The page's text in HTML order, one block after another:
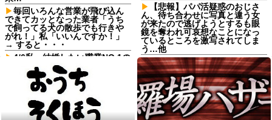
毎回いろんな営業が飛び込ん
できてカッとなった業者「うち
で飼ってる犬の散歩でも行きや
がれ！」私「いいんですか！」
→ すると・・・
4/6私、結婚したい職業NO.1の
公務員なんですけど、嫁が子供
連れて家出した。全く理由は思
いつかないけど強いてあげると
すれば母のせいかもしれない。
嫁のせいでアトピー悪化しそう
【悲報】パパ活疑惑のおじさ
ん、待ち合わせに写真と違う女
が来たので逃げようとするも眼
鏡を奪われ可哀想なことになっ
ているところを激写されてしま
う…他
中国製自動車、不具合により
ドアが勝手に開いてしまう件
【2/2】俺が嫁の体型について
うるさくいったり、挨拶を全く
しなかったりするんだけど、こ
れってモラハラなの？嫁が出て
行っちゃったんだが・・・